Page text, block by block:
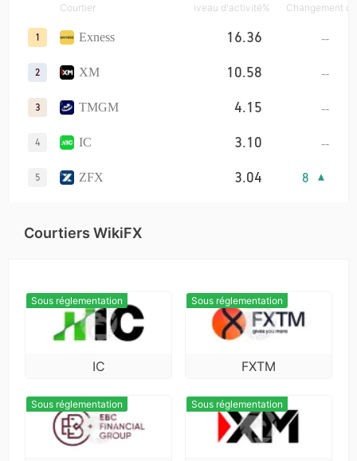
3.32 2
Courtier Niveau d'activité% Changement
1 Exness 16.36 --
2 XM 10.58 --
3 TMGM 4.15 --
4 IC 3.10 --
5 ZFX 3.04 8
vantage 1.05 3
Courtiers WikiFX
Sous réglementation
IC
Sous réglementation
FXTM
Sous réglementation Sous réglementation